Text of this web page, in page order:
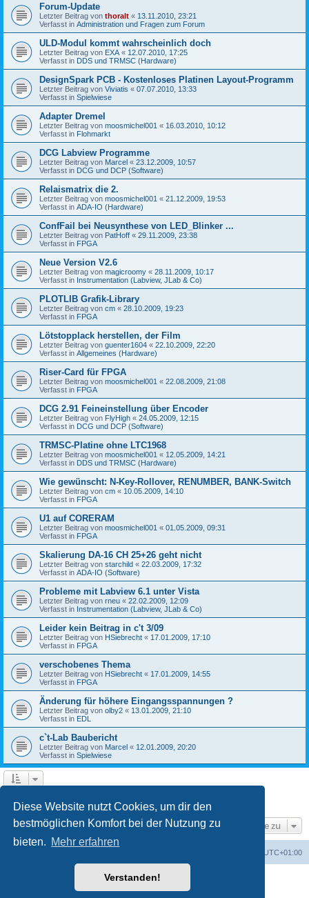
Diese Website nutzt Cookies, um dir den
bestmöglichen Komfort bei der Nutzung zu
bieten. Mehr erfahren
Verstanden!
Forum-Update
Letzter Beitrag von thoralt « 13.11.2010, 23:21
Verfasst in Administration und Fragen zum Forum
ULD-Modul kommt wahrscheinlich doch
Letzter Beitrag von EXA « 12.07.2010, 17:25
Verfasst in DDS und TRMSC (Hardware)
DesignSpark PCB - Kostenloses Platinen Layout-Programm
Letzter Beitrag von Viviatis « 07.07.2010, 13:33
Verfasst in Spielwiese
Adapter Dremel
Letzter Beitrag von moosmichel001 « 16.03.2010, 10:12
Verfasst in Flohmarkt
DCG Labview Programme
Letzter Beitrag von Marcel « 23.12.2009, 10:57
Verfasst in DCG und DCP (Software)
Relaismatrix die 2.
Letzter Beitrag von moosmichel001 « 21.12.2009, 19:53
Verfasst in ADA-IO (Hardware)
ConfFail bei Neusynthese von LED_Blinker ...
Letzter Beitrag von PatHoff « 29.11.2009, 23:38
Verfasst in FPGA
Neue Version V2.6
Letzter Beitrag von magicroomy « 28.11.2009, 10:17
Verfasst in Instrumentation (Labview, JLab & Co)
PLOTLIB Grafik-Library
Letzter Beitrag von cm « 28.10.2009, 19:23
Verfasst in FPGA
Lötstopplack herstellen, der Film
Letzter Beitrag von guenter1604 « 22.10.2009, 22:20
Verfasst in Allgemeines (Hardware)
Riser-Card für FPGA
Letzter Beitrag von moosmichel001 « 22.08.2009, 21:08
Verfasst in FPGA
DCG 2.91 Feineinstellung über Encoder
Letzter Beitrag von FlyHigh « 24.05.2009, 12:15
Verfasst in DCG und DCP (Software)
TRMSC-Platine ohne LTC1968
Letzter Beitrag von moosmichel001 « 12.05.2009, 14:21
Verfasst in DDS und TRMSC (Hardware)
Wie gewünscht: N-Key-Rollover, RENUMBER, BANK-Switch
Letzter Beitrag von cm « 10.05.2009, 14:10
Verfasst in FPGA
U1 auf CORERAM
Letzter Beitrag von moosmichel001 « 01.05.2009, 09:31
Verfasst in FPGA
Skalierung DA-16 CH 25+26 geht nicht
Letzter Beitrag von starchild « 22.03.2009, 17:32
Verfasst in ADA-IO (Software)
Probleme mit Labview 6.1 unter Vista
Letzter Beitrag von rneu « 22.02.2009, 12:09
Verfasst in Instrumentation (Labview, JLab & Co)
Leider kein Beitrag in c't 3/09
Letzter Beitrag von HSiebrecht « 17.01.2009, 17:10
Verfasst in FPGA
verschobenes Thema
Letzter Beitrag von HSiebrecht « 17.01.2009, 14:55
Verfasst in FPGA
Änderung für höhere Eingangsspannungen ?
Letzter Beitrag von olby2 « 13.01.2009, 21:10
Verfasst in EDL
c`t-Lab Baubericht
Letzter Beitrag von Marcel « 12.01.2009, 20:20
Verfasst in Spielwiese
Gehe zu
UTC+01:00
Powered byphpBB® Forum Software © phpBB Limited
phpBB.de